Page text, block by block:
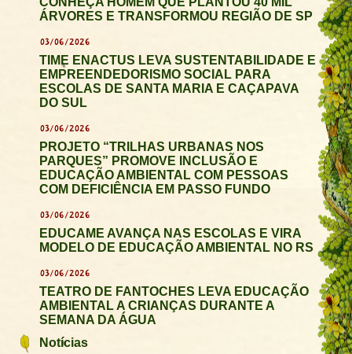
ÁRVORES E TRANSFORMOU REGIÃO DE SP
03/06/2026
TIME ENACTUS LEVA SUSTENTABILIDADE E
EMPREENDEDORISMO SOCIAL PARA
ESCOLAS DE SANTA MARIA E CAÇAPAVA
DO SUL
03/06/2026
PROJETO “TRILHAS URBANAS NOS
PARQUES” PROMOVE INCLUSÃO E
EDUCAÇÃO AMBIENTAL COM PESSOAS
COM DEFICIÊNCIA EM PASSO FUNDO
03/06/2026
EDUCAME AVANÇA NAS ESCOLAS E VIRA
MODELO DE EDUCAÇÃO AMBIENTAL NO RS
03/06/2026
TEATRO DE FANTOCHES LEVA EDUCAÇÃO
AMBIENTAL A CRIANÇAS DURANTE A
SEMANA DA ÁGUA
Notícias